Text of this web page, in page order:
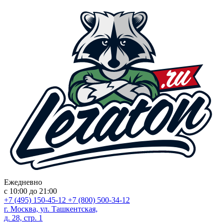
Ежедневно
с 10:00 до 21:00
+7 (495) 150-45-12 +7 (800) 500-34-12
г. Москва, ул. Ташкентская,
д. 28, стр. 1